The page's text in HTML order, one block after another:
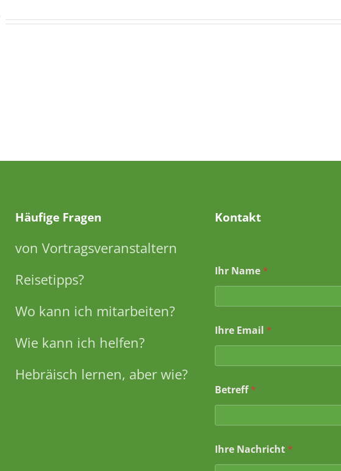
Häufige Fragen
von Vortragsveranstaltern
Reisetipps?
Wo kann ich mitarbeiten?
Wie kann ich helfen?
Hebräisch lernen, aber wie?
Kontakt
Ihr Name *
a
m
*
Ihre Email *
Betreff*
Ihre Nachricht *